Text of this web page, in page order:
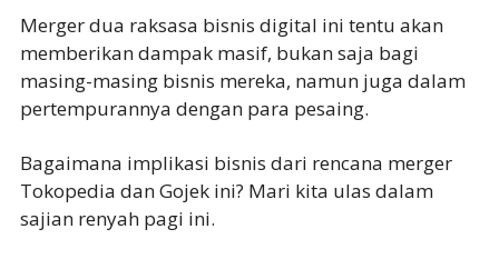
Merger dua raksasa bisnis digital ini tentu akan
memberikan dampak masif, bukan saja bagi
masing-masing bisnis mereka, namun juga dalam
pertempurannya dengan para pesaing.
Bagaimana implikasi bisnis dari rencana merger
Tokopedia dan Gojek ini? Mari kita ulas dalam
sajian renyah pagi ini.